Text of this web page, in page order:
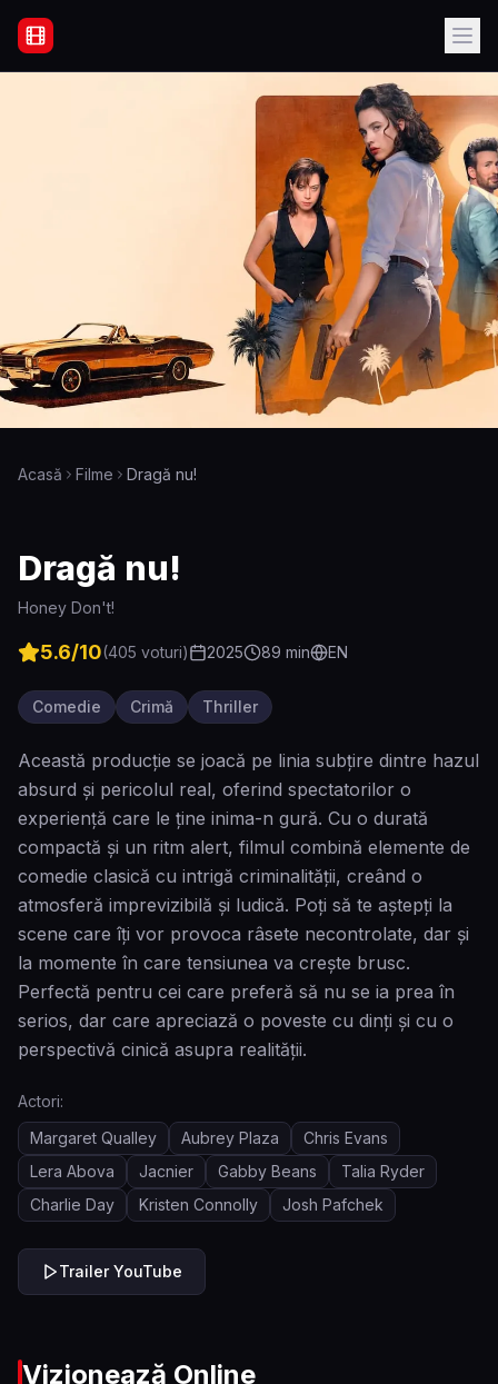
Filme Online Subtitrate - Acasă
Acasă Filme Dragă nu!
Dragă nu!
Honey Don't!
5.6/10(405 voturi) 2025 89 min EN
Comedie Crimă Thriller
Această producție se joacă pe linia subțire dintre hazul
absurd și pericolul real, oferind spectatorilor o
experiență care le ține inima-n gură. Cu o durată
compactă și un ritm alert, filmul combină elemente de
comedie clasică cu intrigă criminalității, creând o
atmosferă imprevizibilă și ludică. Poți să te aștepți la
scene care îți vor provoca râsete necontrolate, dar și
la momente în care tensiunea va crește brusc.
Perfectă pentru cei care preferă să nu se ia prea în
serios, dar care apreciază o poveste cu dinți și cu o
perspectivă cinică asupra realității.
Actori:
Margaret Qualley
Aubrey Plaza
Chris Evans
Lera Abova
Jacnier Gabby Beans
Talia Ryder
Charlie Day
Kristen Connolly Josh Pafchek
Trailer YouTube
Vizionează Online